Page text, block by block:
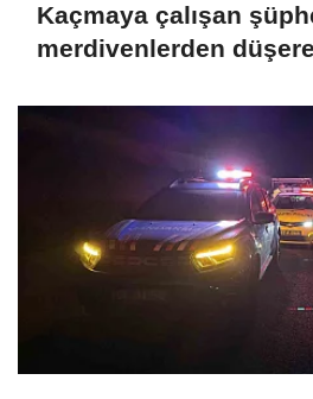
Kaçmaya çalışan
merdivenlerden